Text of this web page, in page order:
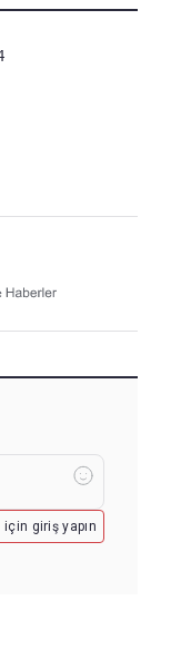
için giriş yapın